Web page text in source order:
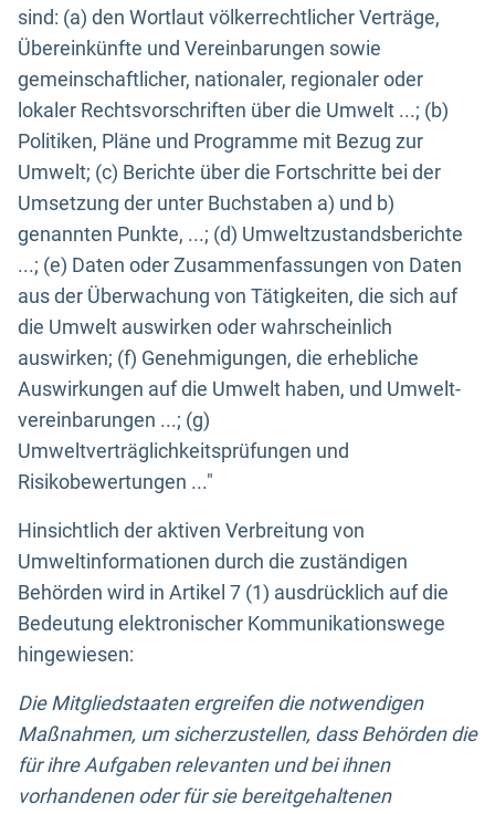
sind: (a) den Wortlaut völkerrechtlicher Verträge,
Übereinkünfte und Vereinbarungen sowie
gemeinschaftlicher, nationaler, regionaler oder
lokaler Rechtsvorschriften über die Umwelt ...; (b)
Politiken, Pläne und Programme mit Bezug zur
Umwelt; (c) Berichte über die Fortschritte bei der
Umsetzung der unter Buchstaben a) und b)
genannten Punkte, ...; (d) Umweltzustandsberichte
...; (e) Daten oder Zusammenfassungen von Daten
aus der Überwachung von Tätigkeiten, die sich auf
die Umwelt auswirken oder wahrscheinlich
auswirken; (f) Genehmigungen, die erhebliche
Auswirkungen auf die Umwelt haben, und Umwelt-
vereinbarungen ...; (g)
Umweltverträglichkeitsprüfungen und
Risikobewertungen ..."
Hinsichtlich der aktiven Verbreitung von
Umweltinformationen durch die zuständigen
Behörden wird in Artikel 7 (1) ausdrücklich auf die
Bedeutung elektronischer Kommunikationswege
hingewiesen:
Die Mitgliedstaaten ergreifen die notwendigen
Maßnahmen, um sicherzustellen, dass Behörden die
für ihre Aufgaben relevanten und bei ihnen
vorhandenen oder für sie bereitgehaltenen